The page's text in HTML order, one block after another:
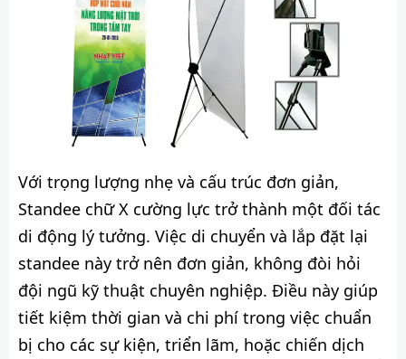
Với trọng lượng nhẹ và cấu trúc đơn giản,
Standee chữ X cường lực trở thành một đối tác
di động lý tưởng. Việc di chuyển và lắp đặt lại
standee này trở nên đơn giản, không đòi hỏi
đội ngũ kỹ thuật chuyên nghiệp. Điều này giúp
tiết kiệm thời gian và chi phí trong việc chuẩn
bị cho các sự kiện, triển lãm, hoặc chiến dịch